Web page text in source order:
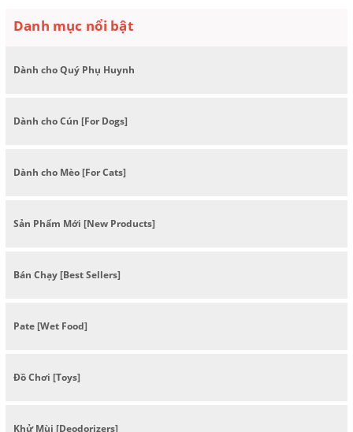
Danh mục nổi bật
Dành cho Quý Phụ Huynh
Dành cho Cún [For Dogs]
Dành cho Mèo [For Cats]
Sản Phẩm Mới [New Products]
Bán Chạy [Best Sellers]
Pate [Wet Food]
Đồ Chơi [Toys]
Khử Mùi [Deodorizers]